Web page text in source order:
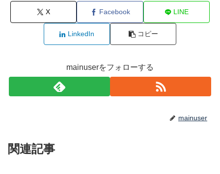
X Facebook LINE
LinkedIn コピー
mainuserをフォローする
mainuser
関連記事